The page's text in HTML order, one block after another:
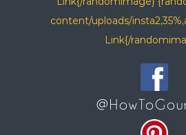
content/uploads/
Link{/